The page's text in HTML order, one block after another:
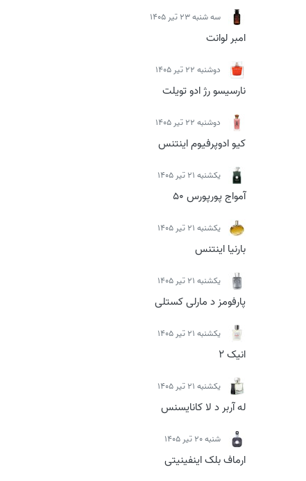
سه شنبه 23 تیر 1405
امبر لوانت
دوشنبه 22 تیر 1405
نارسیسو رژ ادو تویلت
دوشنبه 22 تیر 1405
کیو ادوپرفیوم اینتنس
يكشنبه 21 تیر 1405
آمواج پورپورس 50
يكشنبه 21 تیر 1405
بارنیا اینتنس
يكشنبه 21 تیر 1405
پارفومز د مارلی کستلی
يكشنبه 21 تیر 1405
انیک 2
يكشنبه 21 تیر 1405
له آربر د لا کانایسنس
شنبه 20 تیر 1405
ارماف بلک اینفینیتی